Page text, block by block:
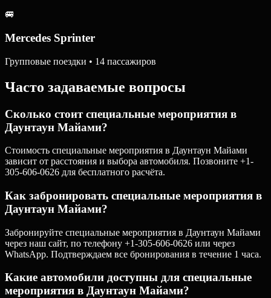
🚐
Mercedes Sprinter
Групповые поездки • 14 пассажиров
Часто задаваемые вопросы
Сколько стоит специальные мероприятия в
Даунтаун Майами?
Стоимость специальные мероприятия в Даунтаун Майами
зависит от расстояния и выбора автомобиля. Позвоните +1-
305-606-0626 для бесплатного расчёта.
Как забронировать специальные мероприятия в
Даунтаун Майами?
Забронируйте специальные мероприятия в Даунтаун Майами
через наш сайт, по телефону +1-305-606-0626 или через
WhatsApp. Подтверждаем все бронирования в течение 1 часа.
Какие автомобили доступны для специальные
мероприятия в Даунтаун Майами?